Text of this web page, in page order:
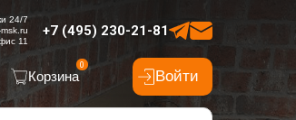
+7 (495) 230-21-81
24/7
11
Корзина
0
Войти